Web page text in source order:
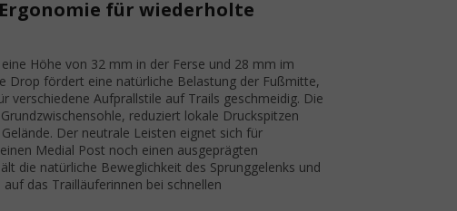
für wiederholte
Höhe von 32 mm in der Ferse und 28 mm im
Drop fördert eine natürliche Belastung der Fußmitte,
verschiedene Aufprallstile auf Trails geschmeidig. Die
reduziert lokale Druckspitzen
Der neutrale Leisten eignet sich für
Medial Post noch einen ausgeprägten
die natürliche Beweglichkeit des Sprunggelenks und
das Trailläuferinnen bei schnellen